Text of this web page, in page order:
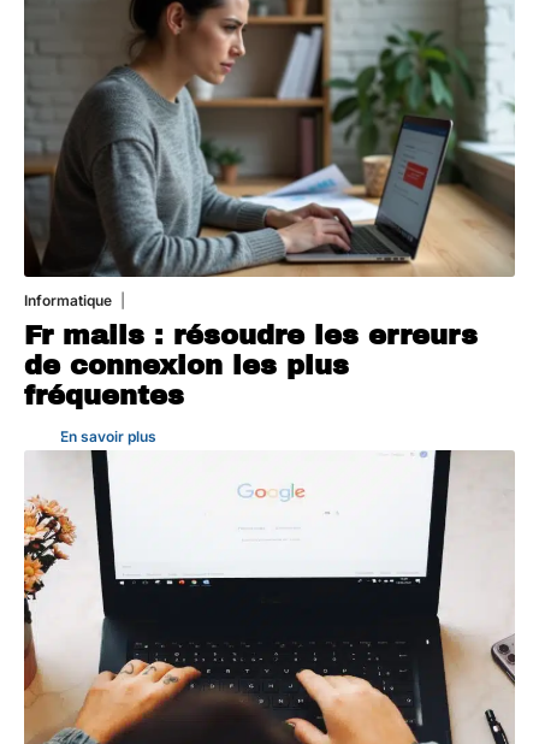
Informatique
Fr mails : résoudre les erreurs
de connexion les plus
fréquentes
En savoir plus